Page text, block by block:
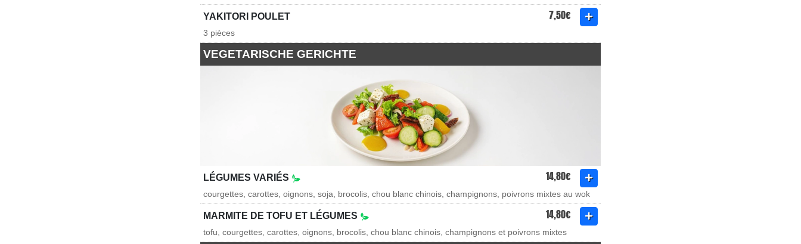
YAKITORI POULET 7,50€
3 pièces
VEGETARISCHE GERICHTE
LÉGUMES VARIÉS 14,80€
courgettes, carottes, oignons, soja, brocolis, chou blanc chinois, champignons, poivrons mixtes au wok
MARMITE DE TOFU ET LÉGUMES 14,80€
tofu, courgettes, carottes, oignons, brocolis, chou blanc chinois, champignons et poivrons mixtes